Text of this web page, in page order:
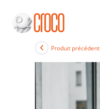
content
Produit précédent